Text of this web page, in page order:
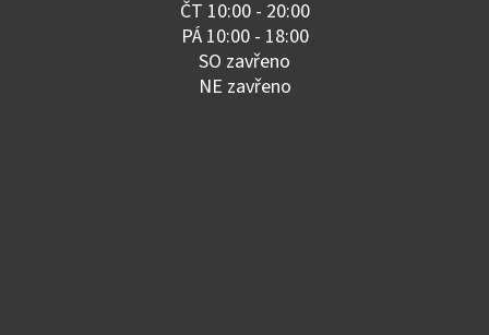
ČT 10:00 - 20:00
PÁ 10:00 - 18:00
SO zavřeno
NE zavřeno